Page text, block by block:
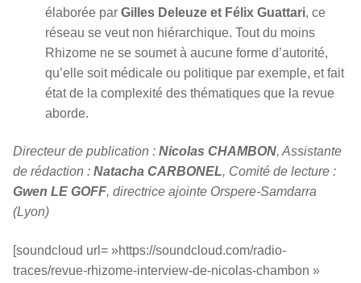
élaborée par Gilles Deleuze et Félix Guattari, ce
réseau se veut non hiérarchique. Tout du moins
Rhizome ne se soumet à aucune forme d’autorité,
qu’elle soit médicale ou politique par exemple, et fait
état de la complexité des thématiques que la revue
aborde.
Directeur de publication : Nicolas CHAMBON, Assistante
de rédaction : Natacha CARBONEL, Comité de lecture :
Gwen LE GOFF, directrice ajointe Orspere-Samdarra
(Lyon)
[soundcloud url= »https://soundcloud.com/radio-
traces/revue-rhizome-interview-de-nicolas-chambon »